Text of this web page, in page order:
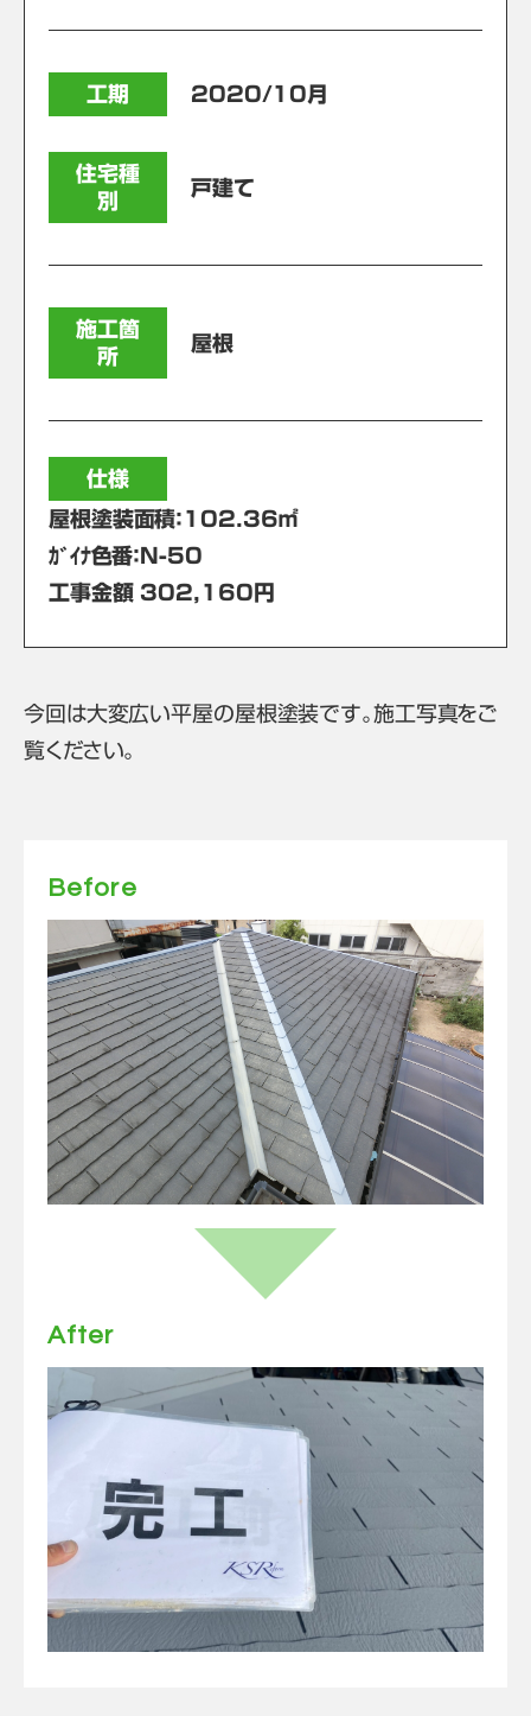
工期 2020/10月
住宅種
別
戸建て
施工箇
所
屋根
仕様
屋根塗装面積：102.36㎡
ｶﾞｲﾅ色番：N-50
工事金額 302,160円
今回は大変広い平屋の屋根塗装です。施工写真をご
覧ください。
Before
After